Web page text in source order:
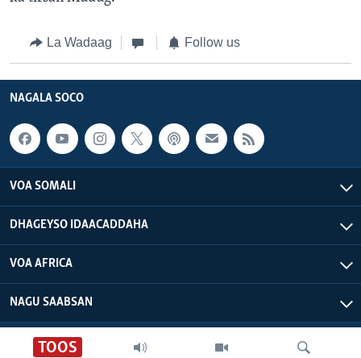
TOOS
La Wadaag Follow us
NAGALA SOCO
VOA SOMALI
DHAGEYSO IDAACADDAHA
VOA AFRICA
NAGU SAABSAN
VOA - Xuquuqdu way dhowran tahay